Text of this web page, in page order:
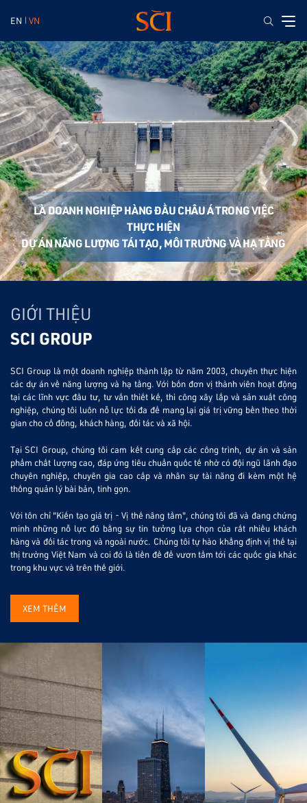
EN VN
LÀDOANHNGHIỆPHÀNGĐẦUCHÂUÁTRONGVIỆC
THỰCHIỆN
DỰÁNNĂNGLƯỢNGTÁITẠO,MÔITRƯỜNGVÀHẠTẦNG
GIỚI THIỆU
SCI GROUP
SCI Group là một doanh nghiệp thành lập từ năm 2003, chuyên thực hiện
các dự án về năng lượng và hạ tầng. Với bốn đơn vị thành viên hoạt động
tại các lĩnh vực đầu tư, tư vấn thiết kế, thi công xây lắp và sản xuất công
nghiệp, chúng tôi luôn nỗ lực tối đa để mang lại giá trị vững bền theo thời
gian cho cổ đông, khách hàng, đối tác và xã hội.
Tại SCI Group, chúng tôi cam kết cung cấp các công trình, dự án và sản
phẩm chất lượng cao, đáp ứng tiêu chuẩn quốc tế nhờ có đội ngũ lãnh đạo
chuyên nghiệp, chuyên gia cao cấp và nhân sự tài năng đi kèm một hệ
thống quản lý bài bản, tinh gọn.
Với tôn chỉ "Kiến tạo giá trị - Vị thế nâng tầm", chúng tôi đã và đang chứng
minh những nỗ lực đó bằng sự tin tưởng lựa chọn của rất nhiều khách
hàng và đối tác trong và ngoài nước. Chúng tôi tự hào khẳng định vị thế tại
thị trường Việt Nam và coi đó là tiền đề để vươn tầm tới các quốc gia khác
trong khu vực và trên thế giới.
XEM THÊM